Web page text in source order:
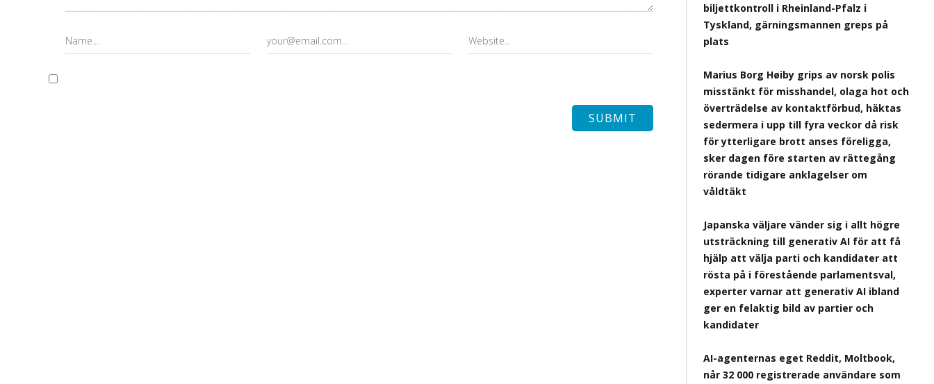
biljettkontroll i Rheinland-Pfalz i
Tyskland, gärningsmannen greps på
plats
Marius Borg Høiby grips av norsk polis
misstänkt för misshandel, olaga hot och
överträdelse av kontaktförbud, häktas
sedermera i upp till fyra veckor då risk
för ytterligare brott anses föreligga,
sker dagen före starten av rättegång
rörande tidigare anklagelser om
våldtäkt
Japanska väljare vänder sig i allt högre
utsträckning till generativ AI för att få
hjälp att välja parti och kandidater att
rösta på i förestående parlamentsval,
experter varnar att generativ AI ibland
ger en felaktig bild av partier och
kandidater
AI-agenternas eget Reddit, Moltbook,
når 32 000 registrerade användare som